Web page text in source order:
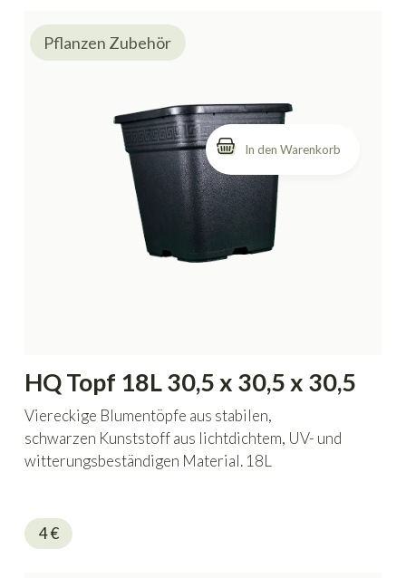
HQ Topf 18L 30,5 x 30,5 x 30,5
Viereckige Blumentöpfe aus stabilen,
schwarzen Kunststoff aus lichtdichtem, UV- und
witterungsbeständigen Material. 18L
4€
Pflanzen Zubehör